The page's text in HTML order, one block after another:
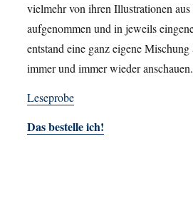
vielmehr von ihren Illustrationen
aufgenommen und in jeweils
entstand eine ganz eigene
immer und immer wieder
Leseprobe
Das bestelle ich!